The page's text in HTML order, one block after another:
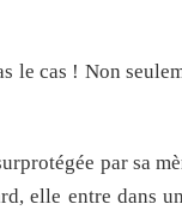
le cas ! Non
par sa
elle entre dans